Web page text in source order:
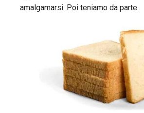
amalgamarsi. Poi teniamo da parte.